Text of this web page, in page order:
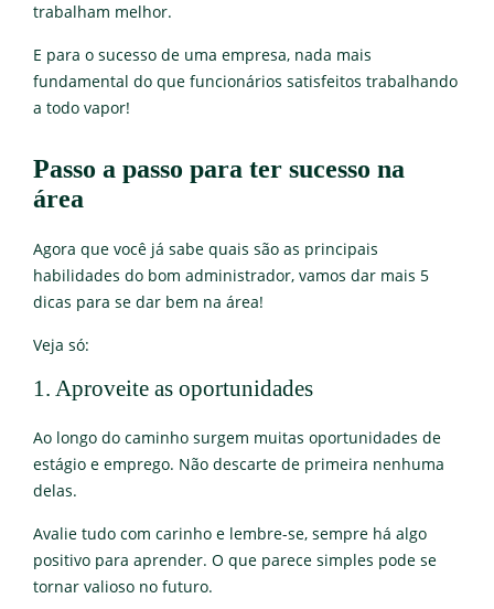
trabalham melhor.
E para o sucesso de uma empresa, nada mais
fundamental do que funcionários satisfeitos trabalhando
a todo vapor!
Passo a passo para ter sucesso na
área
Agora que você já sabe quais são as principais
habilidades do bom administrador, vamos dar mais 5
dicas para se dar bem na área!
Veja só:
1. Aproveite as oportunidades
Ao longo do caminho surgem muitas oportunidades de
estágio e emprego. Não descarte de primeira nenhuma
delas.
Avalie tudo com carinho e lembre-se, sempre há algo
positivo para aprender. O que parece simples pode se
tornar valioso no futuro.